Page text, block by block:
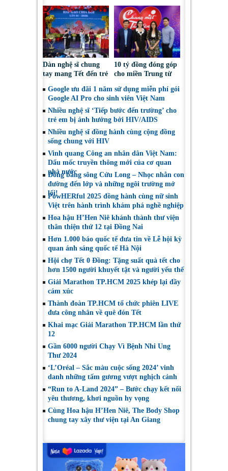
trong lĩnh vực
STEM
Dàn nghệ sĩ chung
tay mang Tết đến trẻ
HIV/AIDS
10 tỷ đồng đóng góp
cho miền Trung từ
Johnathan Hạnh
Nguyễn trong tuần
qua
Google ưu đãi 1 năm sử dụng miễn phí gói
Google AI Pro cho sinh viên Việt Nam
Nhiều nghệ sĩ ‘Tiếp bước đến trường’ cho
trẻ em bị ảnh hưởng bởi HIV/AIDS
Nhiều nghệ sĩ đồng hành cùng cộng đồng
sống chung với HIV
Vinh quang Công an nhân dân Việt Nam:
Dấu mốc truyền thông mới của cơ quan
nhà nước
Đồng bằng sông Cửu Long – Nhọc nhằn con
đường đến lớp và những ngôi trường mở
lối!
PowHERful 2025 đồng hành cùng nữ sinh
Việt trên hành trình khám phá nghề nghiệp
Hoa hậu H’Hen Niê khánh thành thư viện
thân thiện thứ 12 tại Đồng Nai
Hơn 1.000 báo quốc tế đưa tin về Lễ hội kỳ
quan ánh sáng quốc tế Hà Nội
Hội chợ Tết 0 Đồng: Tặng suất quà tết cho
hơn 1500 người khuyết tật và người yếu thế
Giải Marathon TP.HCM 2025 khép lại đầy
cảm xúc
Thành đoàn TP.HCM tổ chức phiên LIVE
đưa công nhân về quê đón Tết
Khai mạc Giải Marathon TP.HCM lần thứ
12
Gần 6000 người Chạy Vì Bệnh Nhi Ung
Thư 2024
‘L’Oréal – Sắc màu cuộc sống 2024’ vinh
danh những tấm gương vượt nghịch cảnh
“Run to A-Land 2024” – Bước chạy kết nối
yêu thương, khơi nguồn hy vọng
Cùng Hoa hậu H’Hen Niê, The Body Shop
chung tay xây thư viện tại An Giang